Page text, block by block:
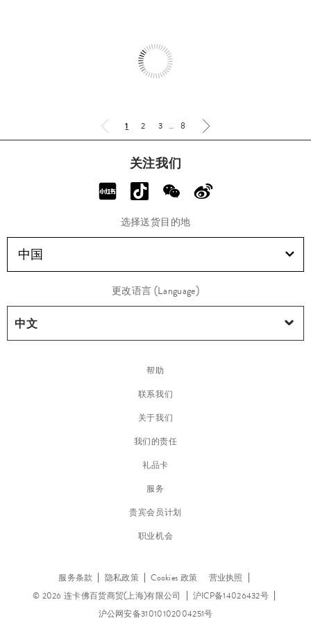
1 2 3 … 8
关注我们
选择送货目的地
中国
更改语言 (Language)
帮助
联系我们
关于我们
我们的责任
礼品卡
服务
贵宾会员计划
职业机会
服务条款 隐私政策 Cookies 政策
营业执照
© 2026 连卡佛百货商贸(上海)有限公司
沪ICP备14026432号
沪公网安备31010102004251号